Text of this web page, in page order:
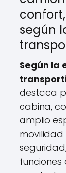
según
Según la
destaca
cabina,
amplio
movilidad
funciones